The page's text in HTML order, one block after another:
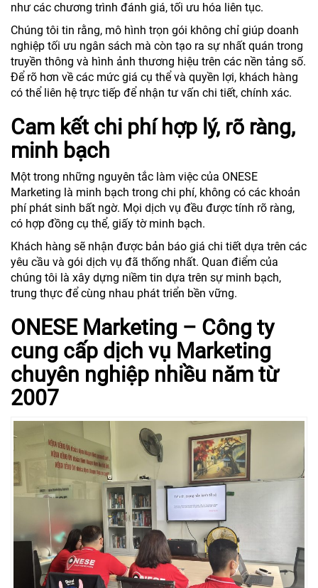
như các chương trình đánh giá, tối ưu hóa liên tục.
Chúng tôi tin rằng, mô hình trọn gói không chỉ giúp doanh
nghiệp tối ưu ngân sách mà còn tạo ra sự nhất quán trong
truyền thông và hình ảnh thương hiệu trên các nền tảng số.
Để rõ hơn về các mức giá cụ thể và quyền lợi, khách hàng
có thể liên hệ trực tiếp để nhận tư vấn chi tiết, chính xác.
Cam kết chi phí hợp lý, rõ ràng,
minh bạch
Một trong những nguyên tắc làm việc của ONESE
Marketing là minh bạch trong chi phí, không có các khoản
phí phát sinh bất ngờ. Mọi dịch vụ đều được tính rõ ràng,
có hợp đồng cụ thể, giấy tờ minh bạch.
Khách hàng sẽ nhận được bản báo giá chi tiết dựa trên các
yêu cầu và gói dịch vụ đã thống nhất. Quan điểm của
chúng tôi là xây dựng niềm tin dựa trên sự minh bạch,
trung thực để cùng nhau phát triển bền vững.
ONESE Marketing – Công ty
cung cấp dịch vụ Marketing
chuyên nghiệp nhiều năm từ
2007